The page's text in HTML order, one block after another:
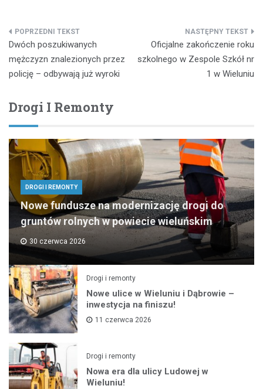
Nawigacja
wpisu
Dwóch poszukiwanych
mężczyzn znalezionych przez
policję – odbywają już wyroki
Oficjalne zakończenie roku
szkolnego w Zespole Szkół nr
1 w Wieluniu
Drogi I Remonty
DROGI I REMONTY
Nowe fundusze na modernizację drogi do
gruntów rolnych w powiecie wieluńskim
30 czerwca 2026
Drogi i remonty
Nowe ulice w Wieluniu i Dąbrowie –
inwestycja na finiszu!
11 czerwca 2026
Drogi i remonty
Nowa era dla ulicy Ludowej w
Wieluniu!